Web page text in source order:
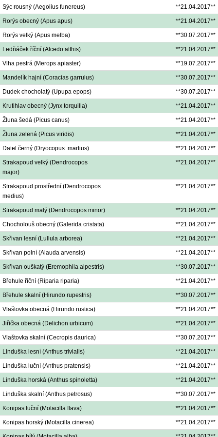
Sýc rousný (Aegolius funereus) **21.04.2017**
Rorýs obecný (Apus apus) **21.04.2017**
Rorýs velký (Apus melba) **30.07.2017**
Ledňáček říční (Alcedo atthis) **21.04.2017**
Vlha pestrá (Merops apiaster) **19.07.2017**
Mandelík hajní (Coracias garrulus) **30.07.2017**
Dudek chocholatý (Upupa epops) **30.07.2017**
Krutihlav obecný (Jynx torquilla) **21.04.2017**
Žluna šedá (Picus canus) **21.04.2017**
Žluna zelená (Picus viridis) **21.04.2017**
Datel černý (Dryocopus martius) **21.04.2017**
Strakapoud velký (Dendrocopos
major)
**21.04.2017**
Strakapoud prostřední (Dendrocopos
medius)
**21.04.2017**
Strakapoud malý (Dendrocopos minor) **21.04.2017**
Chocholouš obecný (Galerida cristata) **21.04.2017**
Skřivan lesní (Lullula arborea) **21.04.2017**
Skřivan polní (Alauda arvensis) **21.04.2017**
Skřivan ouškatý (Eremophila alpestris) **30.07.2017**
Břehule říční (Riparia riparia) **21.04.2017**
Břehule skalní (Hirundo rupestris) **30.07.2017**
Vlaštovka obecná (Hirundo rustica) **21.04.2017**
Jiřička obecná (Delichon urbicum) **21.04.2017**
Vlaštovka skalní (Cecropis daurica) **30.07.2017**
Linduška lesní (Anthus trivialis) **21.04.2017**
Linduška luční (Anthus pratensis) **21.04.2017**
Linduška horská (Anthus spinoletta) **21.04.2017**
Linduška skalní (Anthus petrosus) **30.07.2017**
Konipas luční (Motacilla flava) **21.04.2017**
Konipas horský (Motacilla cinerea) **21.04.2017**